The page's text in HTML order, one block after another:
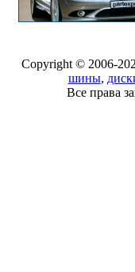
Copyright © 2006-
шины,
Все права